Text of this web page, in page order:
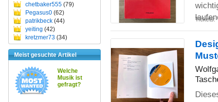
chetbaker555 (79)
Pegasus0 (62)
patrikbeck (44)
yeiting (42)
kretzmer73 (34)
Meist gesuchte Artikel
Welche
Musik ist
gefragt?
Tickets: